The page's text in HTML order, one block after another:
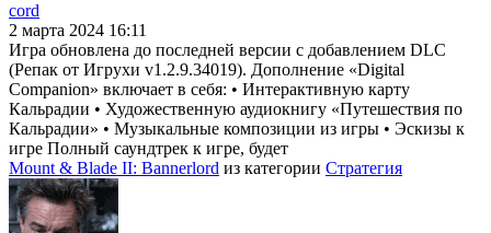
cord
2 марта 2024 16:11
Игра обновлена до последней версии с добавлением DLC
(Репак от Игрухи v1.2.9.34019). Дополнение «Digital
Companion» включает в себя: • Интерактивную карту
Кальрадии • Художественную аудиокнигу «Путешествия по
Кальрадии» • Музыкальные композиции из игры • Эскизы к
игре Полный саундтрек к игре, будет
Mount & Blade II: Bannerlord из категории Стратегия